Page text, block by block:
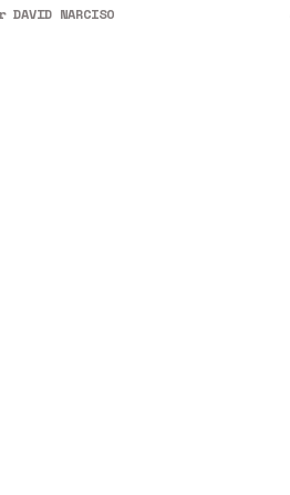
DAVID NARCISO